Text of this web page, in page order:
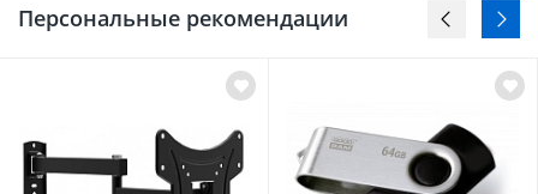
Персональные рекомендации